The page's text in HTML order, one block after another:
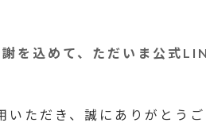
を込めて、ただいま公式
ただき、誠にありがとうご